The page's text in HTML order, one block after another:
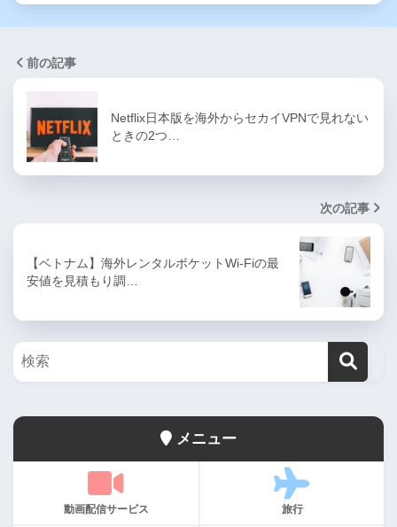
前の記事
Netflix日本版を海外からセカイVPNで見れない
ときの2つ…
次の記事
【ベトナム】海外レンタルポケットWi-Fiの最
安値を見積もり調…
メニュー
動画配信サービス 旅行